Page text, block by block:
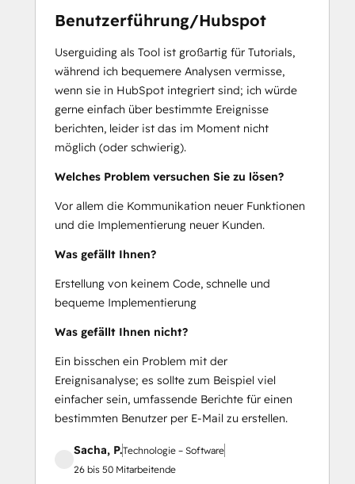
Benutzerführung/Hubspot
Userguiding als Tool ist großartig für Tutorials,
während ich bequemere Analysen vermisse,
wenn sie in HubSpot integriert sind; ich würde
gerne einfach über bestimmte Ereignisse
berichten, leider ist das im Moment nicht
möglich (oder schwierig).
Welches Problem versuchen Sie zu lösen?
Vor allem die Kommunikation neuer Funktionen
und die Implementierung neuer Kunden.
Was gefällt Ihnen?
Erstellung von keinem Code, schnelle und
bequeme Implementierung
Was gefällt Ihnen nicht?
Ein bisschen ein Problem mit der
Ereignisanalyse; es sollte zum Beispiel viel
einfacher sein, umfassende Berichte für einen
bestimmten Benutzer per E-Mail zu erstellen.
Sacha, P.Technologie – Software
26 bis 50 Mitarbeitende